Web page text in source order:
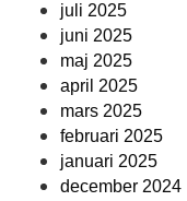
juli 2025
juni 2025
maj 2025
april 2025
mars 2025
februari 2025
januari 2025
december 2024